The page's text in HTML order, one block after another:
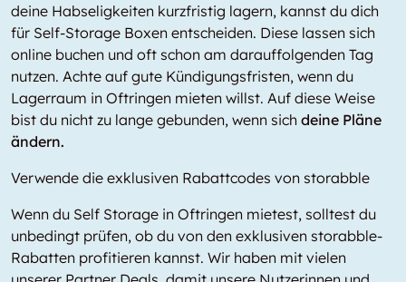
deine Habseligkeiten kurzfristig lagern, kannst du dich
für Self-Storage Boxen entscheiden. Diese lassen sich
online buchen und oft schon am darauffolgenden Tag
nutzen. Achte auf gute Kündigungsfristen, wenn du
Lagerraum in Oftringen mieten willst. Auf diese Weise
bist du nicht zu lange gebunden, wenn sich deine Pläne
ändern.
Verwende die exklusiven Rabattcodes von storabble
Wenn du Self Storage in Oftringen mietest, solltest du
unbedingt prüfen, ob du von den exklusiven storabble-
Rabatten profitieren kannst. Wir haben mit vielen